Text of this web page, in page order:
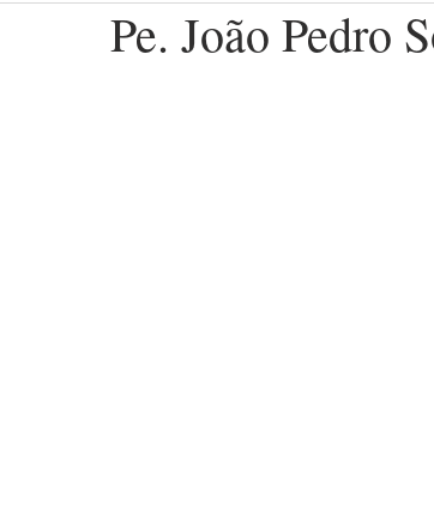
DIÁCONOSPe. João Pedro